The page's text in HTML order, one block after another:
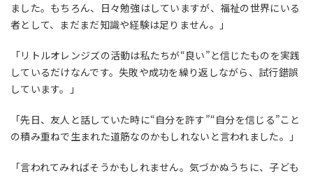
ました。もちろん、日々勉強はしていますが、福祉の世界にいる
者として、まだまだ知識や経験は足りません。」
「リトルオレンジズの活動は私たちが“良い”と信じたものを実践
しているだけなんです。失敗や成功を繰り返しながら、試行錯誤
しています。」
「先日、友人と話していた時に“自分を許す”“自分を信じる”こと
の積み重ねで生まれた道筋なのかもしれないと言われました。」
「言われてみればそうかもしれません。気づかぬうちに、子ども